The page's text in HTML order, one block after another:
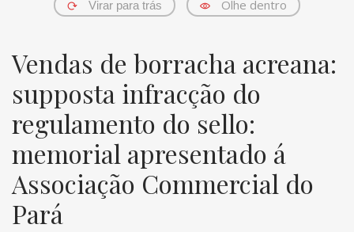
Virar para trás Olhe dentro
Vendas de borracha acreana:
supposta infracção do
regulamento do sello:
memorial apresentado á
Associação Commercial do
Pará